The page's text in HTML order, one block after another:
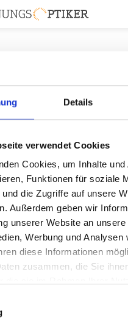
Details
verwendet Cookies
Cookies, um Inhalte und
Funktionen für soziale
die Zugriffe auf unsere
Außerdem geben wir
unserer Website an
Werbung und Analysen
diese Informationen
zusammen, die Sie
Ihr Zugang
Optik Michael
e. K.
Sie Ihr Passwort ein:
e. K.? Zur